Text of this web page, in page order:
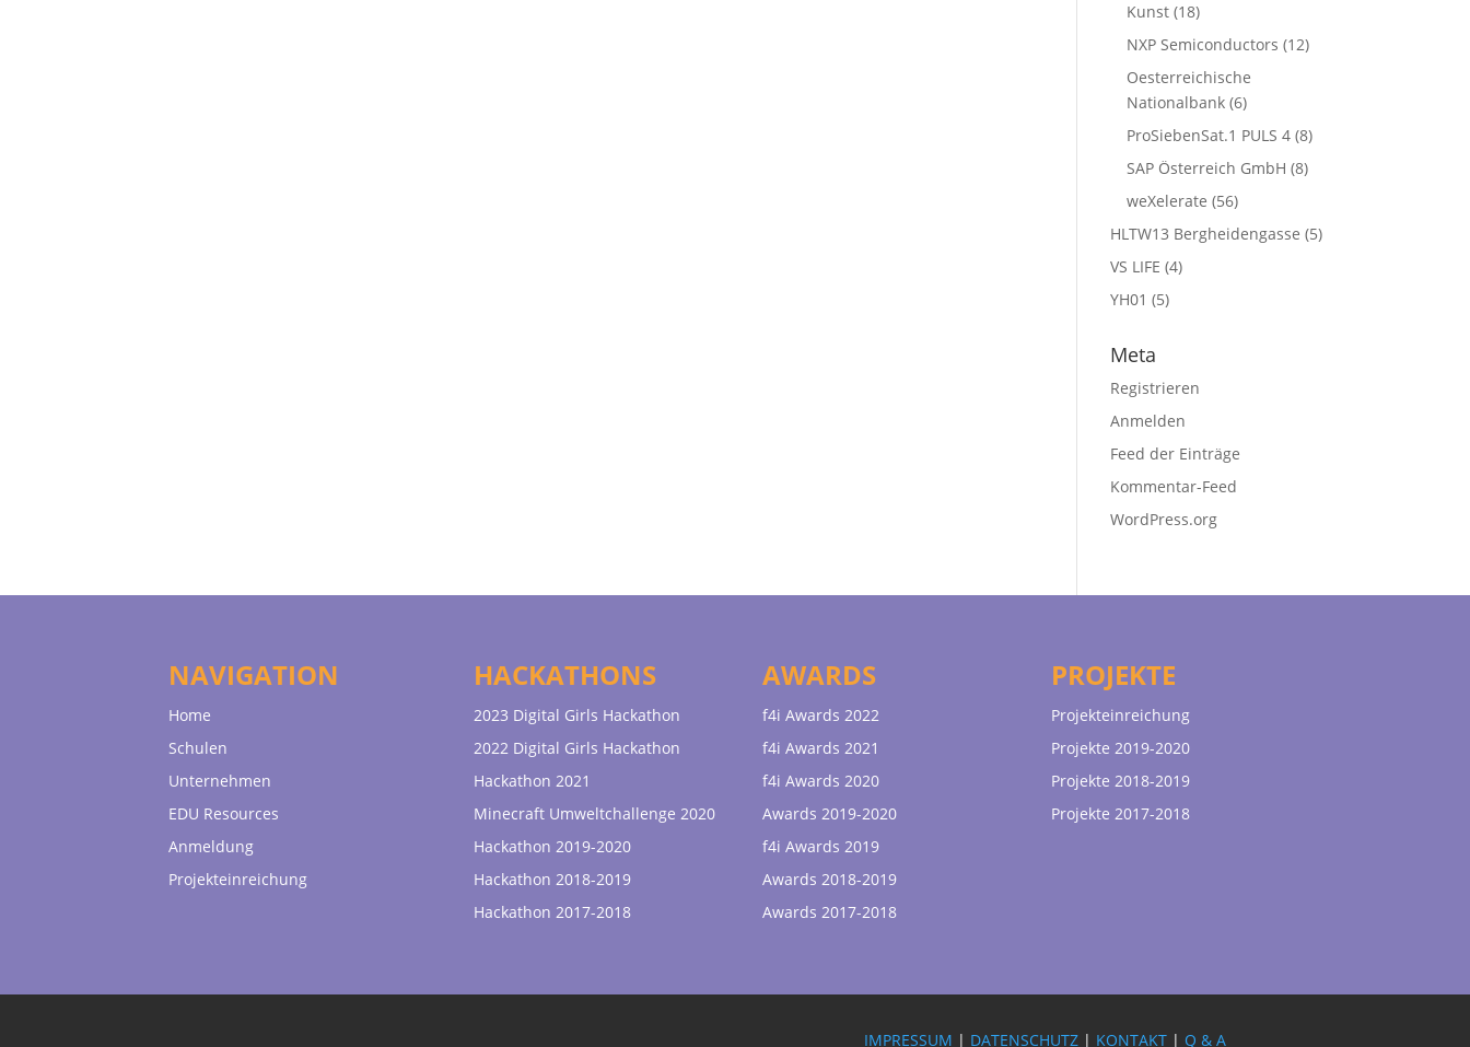
Kunst (18)
NXP Semiconductors (12)
Oesterreichische
Nationalbank (6)
ProSiebenSat.1 PULS 4 (8)
SAP Österreich GmbH (8)
weXelerate (56)
HLTW13 Bergheidengasse (5)
VS LIFE (4)
YH01 (5)
Meta
Registrieren
Anmelden
Feed der Einträge
Kommentar-Feed
WordPress.org
NAVIGATION
Home
Schulen
Unternehmen
EDU Resources
Anmeldung
Projekteinreichung
HACKATHONS
2023 Digital Girls Hackathon
2022 Digital Girls Hackathon
Hackathon 2021
Minecraft Umweltchallenge 2020
Hackathon 2019-2020
Hackathon 2018-2019
Hackathon 2017-2018
AWARDS
f4i Awards 2022
f4i Awards 2021
f4i Awards 2020
Awards 2019-2020
f4i Awards 2019
Awards 2018-2019
Awards 2017-2018
PROJEKTE
Projekteinreichung
Projekte 2019-2020
Projekte 2018-2019
Projekte 2017-2018
IMPRESSUM | DATENSCHUTZ | KONTAKT | Q & A